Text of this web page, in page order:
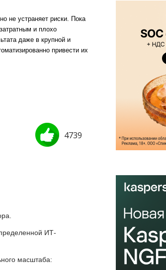
не устраняет риски. Пока
и плохо
даже в крупной и
привести их
4739
ИТ-
масштаба: